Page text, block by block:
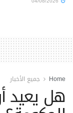
Home جميع الأخبار
هل يعيد